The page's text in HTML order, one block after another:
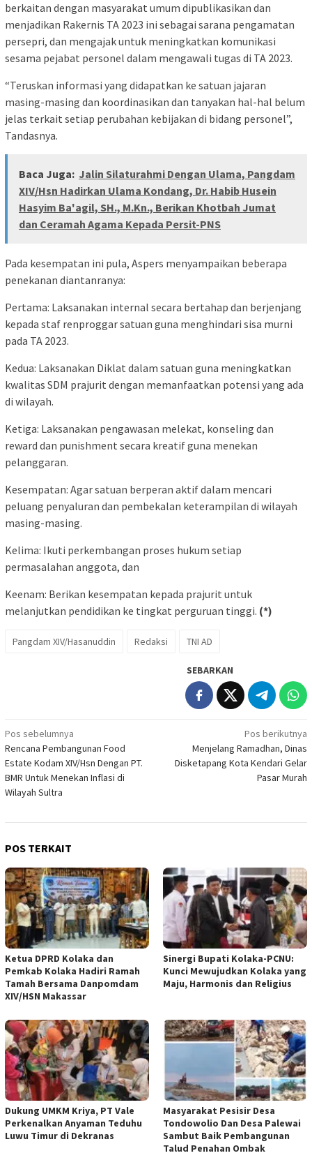
berkaitan dengan masyarakat umum dipublikasikan dan
menjadikan Rakernis TA 2023 ini sebagai sarana pengamatan
persepri, dan mengajak untuk meningkatkan komunikasi
sesama pejabat personel dalam mengawali tugas di TA 2023.
“Teruskan informasi yang didapatkan ke satuan jajaran
masing-masing dan koordinasikan dan tanyakan hal-hal belum
jelas terkait setiap perubahan kebijakan di bidang personel”,
Tandasnya.
Baca Juga: Jalin Silaturahmi Dengan Ulama, Pangdam
XIV/Hsn Hadirkan Ulama Kondang, Dr. Habib Husein
Hasyim Ba'agil, SH., M.Kn., Berikan Khotbah Jumat
dan Ceramah Agama Kepada Persit-PNS
Pada kesempatan ini pula, Aspers menyampaikan beberapa
penekanan diantanranya:
Pertama: Laksanakan internal secara bertahap dan berjenjang
kepada staf renproggar satuan guna menghindari sisa murni
pada TA 2023.
Kedua: Laksanakan Diklat dalam satuan guna meningkatkan
kwalitas SDM prajurit dengan memanfaatkan potensi yang ada
di wilayah.
Ketiga: Laksanakan pengawasan melekat, konseling dan
reward dan punishment secara kreatif guna menekan
pelanggaran.
Kesempatan: Agar satuan berperan aktif dalam mencari
peluang penyaluran dan pembekalan keterampilan di wilayah
masing-masing.
Kelima: Ikuti perkembangan proses hukum setiap
permasalahan anggota, dan
Keenam: Berikan kesempatan kepada prajurit untuk
melanjutkan pendidikan ke tingkat perguruan tinggi. (*)
Pangdam XIV/Hasanuddin Redaksi TNI AD
SEBARKAN
Navigasi
pos
Pos sebelumnya
Rencana Pembangunan Food
Estate Kodam XIV/Hsn Dengan PT.
BMR Untuk Menekan Inflasi di
Wilayah Sultra
Pos berikutnya
Menjelang Ramadhan, Dinas
Disketapang Kota Kendari Gelar
Pasar Murah
POS TERKAIT
Ketua DPRD Kolaka dan
Pemkab Kolaka Hadiri Ramah
Tamah Bersama Danpomdam
XIV/HSN Makassar
Sinergi Bupati Kolaka-PCNU:
Kunci Mewujudkan Kolaka yang
Maju, Harmonis dan Religius
Dukung UMKM Kriya, PT Vale
Perkenalkan Anyaman Teduhu
Luwu Timur di Dekranas
Masyarakat Pesisir Desa
Tondowolio Dan Desa Palewai
Sambut Baik Pembangunan
Talud Penahan Ombak